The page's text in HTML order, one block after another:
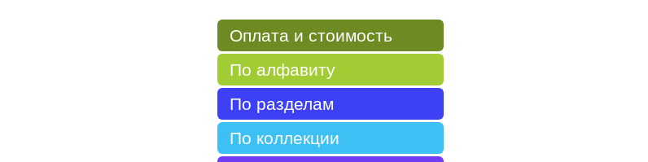
Оплата и стоимость
По алфавиту
По разделам
По коллекции